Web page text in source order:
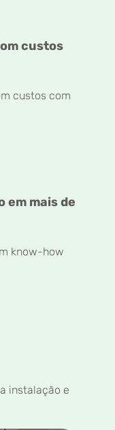
custos
custos com
em mais de
know-how
instalação e